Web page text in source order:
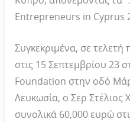
Entrepreneurs in Cyprus
Συγκεκριμένα, σε
στις 15 Σεπτεμβρίου 23
Foundation στην οδό
Λευκωσία, ο Σερ
συνολικά 60,000 ευρώ